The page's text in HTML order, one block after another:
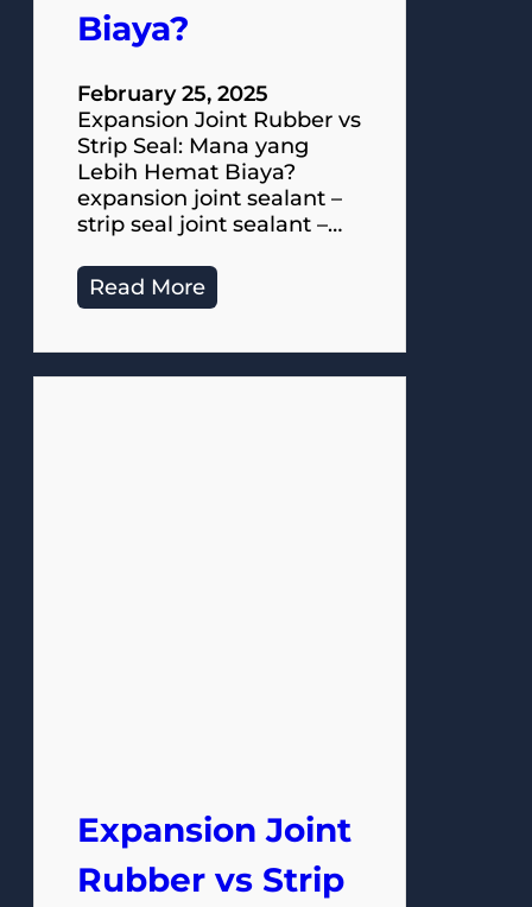
Biaya?
February 25, 2025
Expansion Joint Rubber vs
Strip Seal: Mana yang
Lebih Hemat Biaya?
expansion joint sealant –
strip seal joint sealant –…
Read More
Expansion Joint
Rubber vs Strip